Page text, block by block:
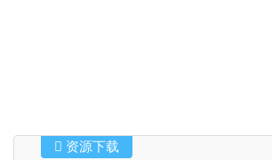
资源下载